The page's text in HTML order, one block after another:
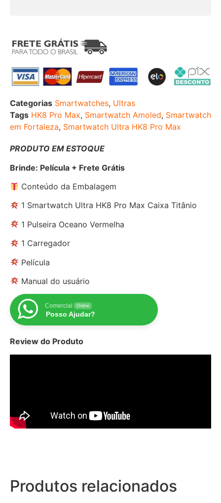
Categorias Smartwatches, Ultras
Tags HK8 Pro Max, Smartwatch Amoled, Smartwatch
em Fortaleza, Smartwatch Ultra HK8 Pro Max
PRODUTO EM ESTOQUE
Brinde: Película + Frete Grátis
Conteúdo da Embalagem
1 Smartwatch Ultra HK8 Pro Max Caixa Titânio
1 Pulseira Oceano Vermelha
1 Carregador
Película
Manual do usuário
Comercial Online
Posso Ajudar?
Review do Produto
Produtos relacionados